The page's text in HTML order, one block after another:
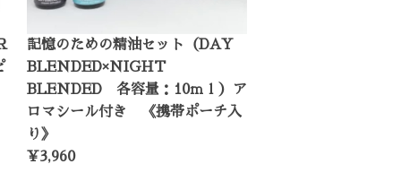
記憶のための精油セット（DAY
BLENDED×NIGHT
BLENDED 各容量：10ｍｌ）ア
ロマシール付き 《携帯ポーチ入
り》
¥3,960